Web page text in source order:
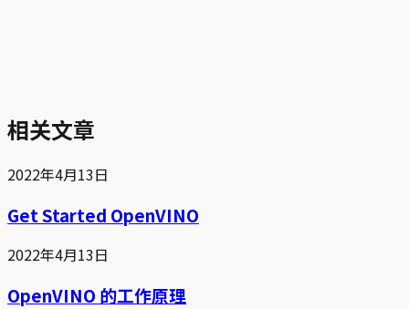
相关文章
2022年4月13日
Get Started OpenVINO
2022年4月13日
OpenVINO 的工作原理